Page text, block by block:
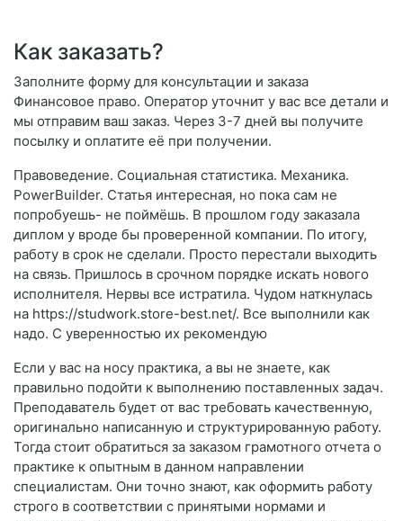
Как заказать?
Заполните форму для консультации и заказа
Финансовое право. Оператор уточнит у вас все детали и
мы отправим ваш заказ. Через 3-7 дней вы получите
посылку и оплатите её при получении.
Правоведение. Социальная статистика. Механика.
PowerBuilder. Статья интересная, но пока сам не
попробуешь- не поймёшь. В прошлом году заказала
диплом у вроде бы проверенной компании. По итогу,
работу в срок не сделали. Просто перестали выходить
на связь. Пришлось в срочном порядке искать нового
исполнителя. Нервы все истратила. Чудом наткнулась
на https://studwork.store-best.net/. Все выполнили как
надо. С уверенностью их рекомендую
Если у вас на носу практика, а вы не знаете, как
правильно подойти к выполнению поставленных задач.
Преподаватель будет от вас требовать качественную,
оригинально написанную и структурированную работу.
Тогда стоит обратиться за заказом грамотного отчета о
практике к опытным в данном направлении
специалистам. Они точно знают, как оформить работу
строго в соответствии с принятыми нормами и